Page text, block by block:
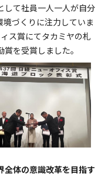
して社員一人一人が自分
づくりに注力していま
ス賞にてタカミヤの札
を受賞しました。
体の意識改革を目指す